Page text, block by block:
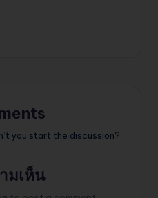
you start the discussion?
มเห็น